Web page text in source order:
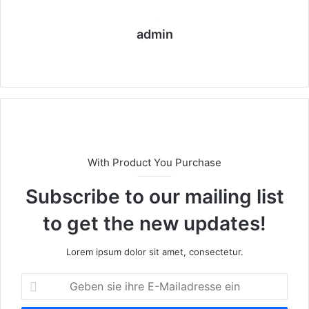
admin
With Product You Purchase
Subscribe to our mailing list
to get the new updates!
Lorem ipsum dolor sit amet, consectetur.
Geben
sie